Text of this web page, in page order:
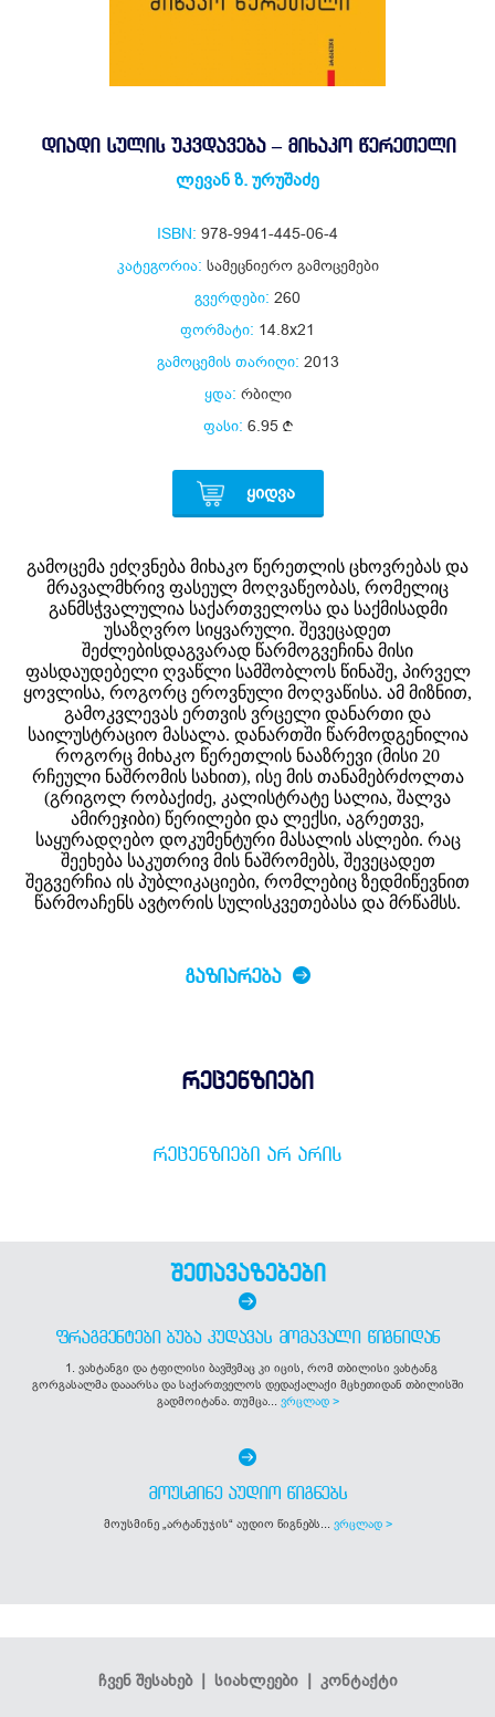
ᲓᲘᲐᲓᲘ ᲡᲣᲚᲘᲡ ᲣᲙᲕᲓᲐᲕᲔᲑᲐ – ᲛᲘᲮᲐᲙᲝ ᲬᲔᲠᲔᲗᲔᲚᲘ
ლევან ზ. ურუშაძე
ISBN: 978-9941-445-06-4
კატეგორია: სამეცნიერო გამოცემები
გვერდები: 260
ფორმატი: 14.8x21
გამოცემის თარიღი: 2013
ყდა: რბილი
ფასი: 6.95
ᲧᲘᲓᲕᲐ
გამოცემა ეძღვნება მიხაკო წერეთლის ცხოვრებას და
მრავალმხრივ ფასეულ მოღვაწეობას, რომელიც
განმსჭვალულია საქართველოსა და საქმისადმი
უსაზღვრო სიყვარული. შევეცადეთ
შეძლებისდაგვარად წარმოგვეჩინა მისი
ფასდაუდებელი ღვაწლი სამშობლოს წინაშე, პირველ
ყოვლისა, როგორც ეროვნული მოღვაწისა. ამ მიზნით,
გამოკვლევას ერთვის ვრცელი დანართი და
საილუსტრაციო მასალა. დანართში წარმოდგენილია
როგორც მიხაკო წერეთლის ნააზრევი (მისი 20
რჩეული ნაშრომის სახით), ისე მის თანამებრძოლთა
(გრიგოლ რობაქიძე, კალისტრატე სალია, შალვა
ამირეჯიბი) წერილები და ლექსი, აგრეთვე,
საყურადღებო დოკუმენტური მასალის ასლები. რაც
შეეხება საკუთრივ მის ნაშრომებს, შევეცადეთ
შეგვერჩია ის პუბლიკაციები, რომლებიც ზედმიწევნით
წარმოაჩენს ავტორის სულისკვეთებასა და მრწამსს.
ᲒᲐᲖᲘᲐᲠᲔᲑᲐ
რეცენზიები
ᲠᲔᲪᲔᲜᲖᲘᲔᲑᲘ ᲐᲠ ᲐᲠᲘᲡ
შეთავაზებები
ᲤᲠᲐᲒᲛᲔᲜᲢᲔᲑᲘ ᲑᲣᲑᲐ ᲙᲣᲓᲐᲕᲐᲡ ᲛᲝᲛᲐᲕᲐᲚᲘ ᲬᲘᲒᲜᲘᲓᲐᲜ
1. ვახტანგი და ტფილისი ბავშვმაც კი იცის, რომ თბილისი ვახტანგ
გორგასალმა დააარსა და საქართველოს დედაქალაქი მცხეთიდან თბილისში
გადმოიტანა. თუმცა... ვრცლად >
ᲛᲝᲣᲡᲛᲘᲜᲔ ᲐᲣᲓᲘᲝ ᲬᲘᲒᲜᲔᲑᲡ
მოუსმინე „არტანუჯის“ აუდიო წიგნებს... ვრცლად >
ჩვენ შესახებ| სიახლეები| კონტაქტი